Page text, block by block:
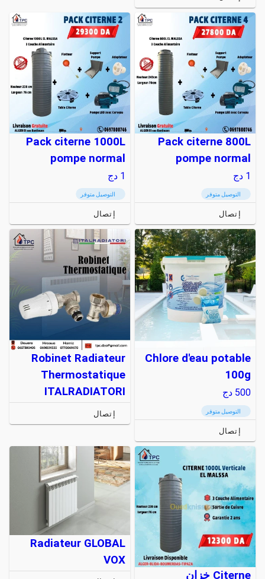
Pack citerne 800L
pompe normal
1 دج
التوصيل متوفر
إتصال
Pack citerne 1000L
pompe normal
1 دج
التوصيل متوفر
إتصال
Chlore d'eau potable
100g
500 دج
التوصيل متوفر
إتصال
Robinet Radiateur
Thermostatique
ITALRADIATORI
إتصال
Citerne خزان
Radiateur GLOBAL
VOX